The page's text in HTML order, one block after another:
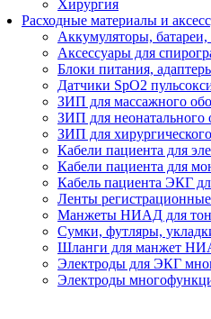
Хирургия
Расходные материалы и
Аккумуляторы,
Аксессуары для
Блоки питания,
Датчики SpO2
ЗИП для массажного
ЗИП для неонатального
ЗИП для
Кабели пациента для
Кабели пациента для
Кабель пациента ЭКГ
Ленты
Манжеты НИАД для
Сумки, футляры,
Шланги для манжет
Электроды для ЭКГ
Электроды